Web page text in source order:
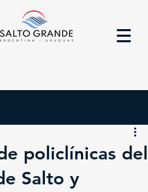
policlínicas del
Salto y